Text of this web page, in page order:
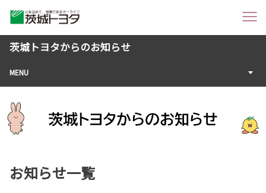
茨城トヨタからのお知らせ
MENU
お知らせ一覧